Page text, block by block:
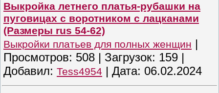
Выкройка летнего платья-рубашки на
пуговицах с воротником с лацканами
(Размеры rus 54-62)
Выкройки платьев для полных женщин |
Просмотров: 508 | Загрузок: 159 |
Добавил: Tess4954 | Дата: 06.02.2024